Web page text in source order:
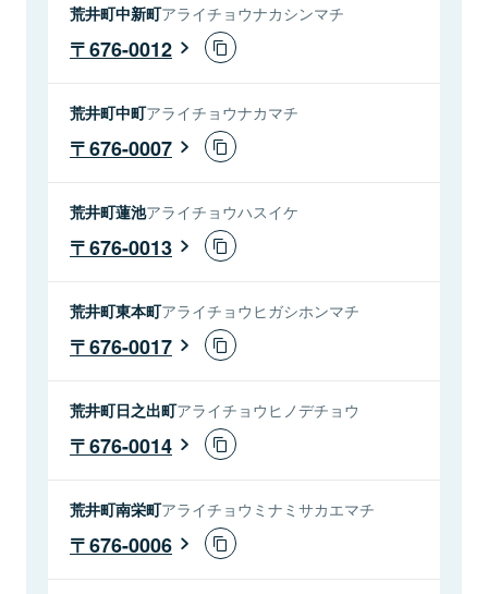
荒井町中新町アライチョウナカシンマチ
676-0012
荒井町中町アライチョウナカマチ
676-0007
荒井町蓮池アライチョウハスイケ
676-0013
荒井町東本町アライチョウヒガシホンマチ
676-0017
荒井町日之出町アライチョウヒノデチョウ
676-0014
荒井町南栄町アライチョウミナミサカエマチ
676-0006